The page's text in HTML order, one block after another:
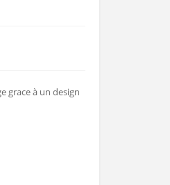
grace à un design